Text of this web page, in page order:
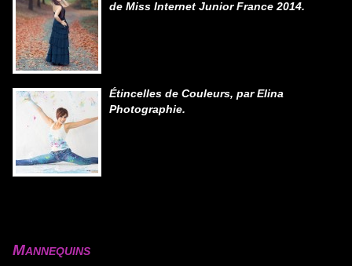
de Miss Internet Junior France 2014.
Étincelles de Couleurs, par Elina
Photographie.
Mannequins